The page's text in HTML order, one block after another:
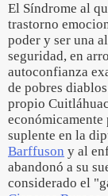
El Síndrome al
trastorno
poder y ser una
seguridad, en
autoconfianza
de pobres
propio
suplente en la
Barffuson y al
abandonó a su
considerado el